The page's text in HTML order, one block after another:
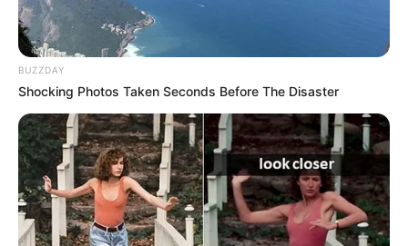
ΤΑ ΠΙΟ ΔΗΜΟΦΙΛΗ
BUZZDAY
Shocking Photos Taken Seconds Before The Disaster